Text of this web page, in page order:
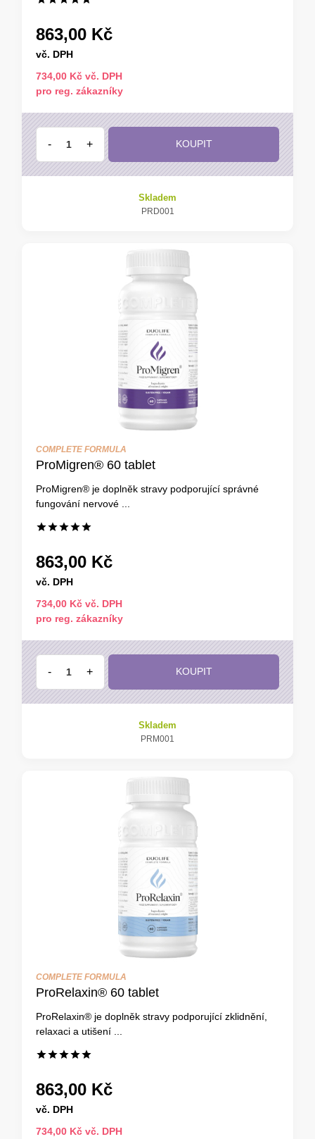
863,00 Kč
vč. DPH
734,00 Kč vč. DPH
pro reg. zákazníky
- + KOUPIT
Skladem
PRD001
COMPLETE FORMULA
ProMigren® 60 tablet
ProMigren® je doplněk stravy podporující správné
fungování nervové ...
863,00 Kč
vč. DPH
734,00 Kč vč. DPH
pro reg. zákazníky
- + KOUPIT
Skladem
PRM001
COMPLETE FORMULA
ProRelaxin® 60 tablet
ProRelaxin® je doplněk stravy podporující zklidnění,
relaxaci a utišení ...
863,00 Kč
vč. DPH
734,00 Kč vč. DPH